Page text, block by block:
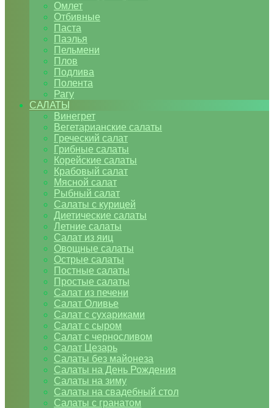
Омлет
Отбивные
Паста
Паэлья
Пельмени
Плов
Подлива
Полента
Рагу
САЛАТЫ
Винегрет
Вегетарианские салаты
Греческий салат
Грибные салаты
Корейские салаты
Крабовый салат
Мясной салат
Рыбный салат
Салаты с курицей
Диетические салаты
Летние салаты
Салат из яиц
Овощные салаты
Острые салаты
Постные салаты
Простые салаты
Салат из печени
Салат Оливье
Салат с сухариками
Салат с сыром
Салат с черносливом
Салат Цезарь
Салаты без майонеза
Салаты на День Рождения
Салаты на зиму
Салаты на свадебный стол
Салаты с гранатом